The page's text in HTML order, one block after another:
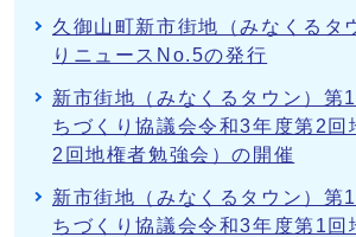
久御山町新市街地（みなくるタ
りニュースNo.5の発行
新市街地（みなくるタウン）第
ちづくり協議会令和3年度第2回
2回地権者勉強会）の開催
新市街地（みなくるタウン）第
ちづくり協議会令和3年度第1回